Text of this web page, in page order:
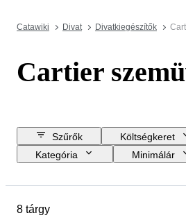
Catawiki Divat Divatkiegészítők
Cartier
Szűrők Költségkeret
Kategória
Minimálár
Country of origin
8 tárgy